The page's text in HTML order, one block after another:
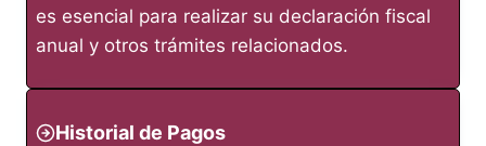
es esencial para realizar su declaración fiscal
anual y otros trámites relacionados.
Historial de Pagos